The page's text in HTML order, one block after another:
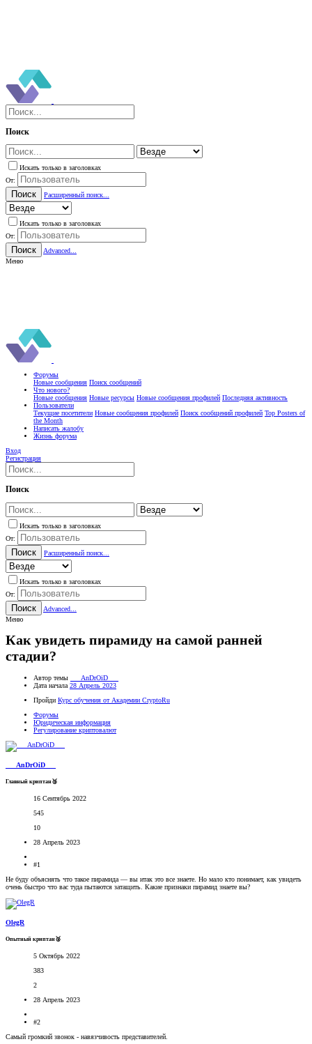
Поиск
Искать только в заголовках
От:
Поиск Расширенный поиск...
Искать только в заголовках
От:
Поиск
Advanced...
Меню
Форумы
Новые сообщения Поиск сообщений
Что нового?
Новые сообщения Новые ресурсы Новые сообщения профилей Последняя активность
Пользователи
Текущие посетители Новые сообщения профилей Поиск сообщений профилей Top Posters of
the Month
Написать жалобу
Жизнь форума
Вход
Регистрация
Поиск
Искать только в заголовках
От:
Поиск Расширенный поиск...
Искать только в заголовках
От:
Поиск
Advanced...
Меню
Как увидеть пирамиду на самой ранней
стадии?
Автор темы
___AnDrOiD___
Дата начала 28 Апрель 2023
Пройди Курс обучения от Академии CryptoRu
Форумы
Юридическая информация
Регулирование криптовалют
___AnDrOiD___
Главный криптан🥉
16 Сентябрь 2022
545
10
28 Апрель 2023
#1
Не буду объяснять что такое пирамида — вы итак это все знаете. Но мало кто понимает, как увидеть
очень быстро что вас туда пытаются затащить. Какие признаки пирамид знаете вы?
OlegR
Опытный криптан🥈
5 Октябрь 2022
383
2
28 Апрель 2023
#2
Самый громкий звонок - навязчивость представителей.